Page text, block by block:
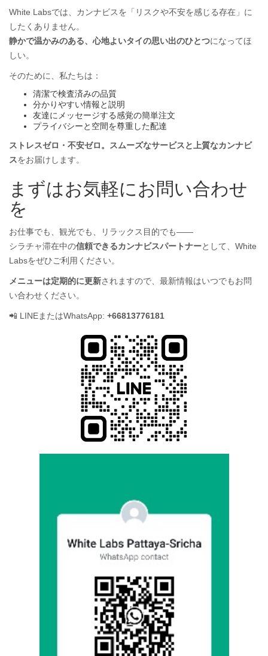
White Labsでは、カンナビスを「リスクや不安を感じる存在」に
したくありません。
静かで温かみのある、心地よいタイの思い出のひとつになってほ
しい。
そのために、私たちは：
清潔で検査済みの品質
分かりやすい情報と説明
友達にメッセージする感覚の簡単注文
プライバシーと空間を尊重した配達
ストレスゼロ・不安ゼロ。スムーズなサービスと上質なカンナビ
スをお届けします。
まずはお気軽にお問い合わせ
を
お仕事でも、観光でも、リラックス目的でも——
シラチャ滞在中の信頼できるカンナビスパートナーとして、White
Labsをぜひご利用ください。
メニューは定期的に更新されますので、最新情報はいつでもお問
い合わせください。
📲 LINEまたはWhatsApp: +66813776181